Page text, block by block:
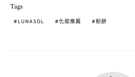
Tags
LUNASOL 化妝推薦 粉餅